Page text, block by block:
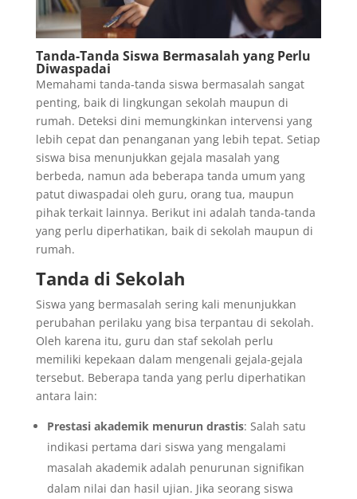
Tanda-Tanda Siswa Bermasalah yang Perlu
Diwaspadai
Memahami tanda-tanda siswa bermasalah sangat
penting, baik di lingkungan sekolah maupun di
rumah. Deteksi dini memungkinkan intervensi yang
lebih cepat dan penanganan yang lebih tepat. Setiap
siswa bisa menunjukkan gejala masalah yang
berbeda, namun ada beberapa tanda umum yang
patut diwaspadai oleh guru, orang tua, maupun
pihak terkait lainnya. Berikut ini adalah tanda-tanda
yang perlu diperhatikan, baik di sekolah maupun di
rumah.
Tanda di Sekolah
Siswa yang bermasalah sering kali menunjukkan
perubahan perilaku yang bisa terpantau di sekolah.
Oleh karena itu, guru dan staf sekolah perlu
memiliki kepekaan dalam mengenali gejala-gejala
tersebut. Beberapa tanda yang perlu diperhatikan
antara lain:
Prestasi akademik menurun drastis: Salah satu
indikasi pertama dari siswa yang mengalami
masalah akademik adalah penurunan signifikan
dalam nilai dan hasil ujian. Jika seorang siswa